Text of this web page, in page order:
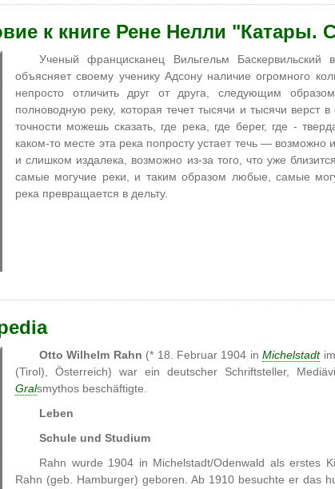
к книге Рене Нелли "Катары.
Ученый францисканец Вильгельм
объясняет своему ученику Адсону наличие огромного
непросто отличить друг от друга, следующим
полноводную реку, которая течет тысячи и тысячи верст
точности можешь сказать, где река, где берег, где -
каком-то месте эта река попросту устает течь — возможно
и слишком издалека, возможно из-за того, что уже
самые могучие реки, и таким образом любые, самые
река превращается в дельту.
Otto Wilhelm Rahn (* 18. Februar 1904 inMichelstadtim
(Tirol), Österreich) war ein deutscher Schriftsteller,
Gralsmythos beschäftigte.
Leben
Schule und Studium
Rahn wurde 1904 in Michelstadt/Odenwald als erstes
Rahn (geb. Hamburger) geboren. Ab 1910 besuchte er das